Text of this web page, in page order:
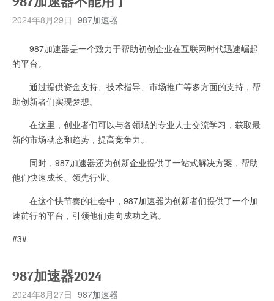
2024年8月29日 987加速器
987加速器是一个致力于帮助初创企业在互联网时代迅速崛起
的平台。
通过提供资金支持、技术指导、市场推广等多方面的支持，帮
助创新者们实现梦想。
在这里，创业者们可以与各领域的专业人士交流学习，获取最
新的市场动态和趋势，提高竞争力。
同时，987加速器还为创新企业提供了一站式解决方案，帮助
他们快速成长、领先行业。
在这个快节奏的社会中，987加速器为创新者们提供了一个加
速前行的平台，引领他们走向成功之路。
#3#
987加速器2024
2024年8月27日 987加速器